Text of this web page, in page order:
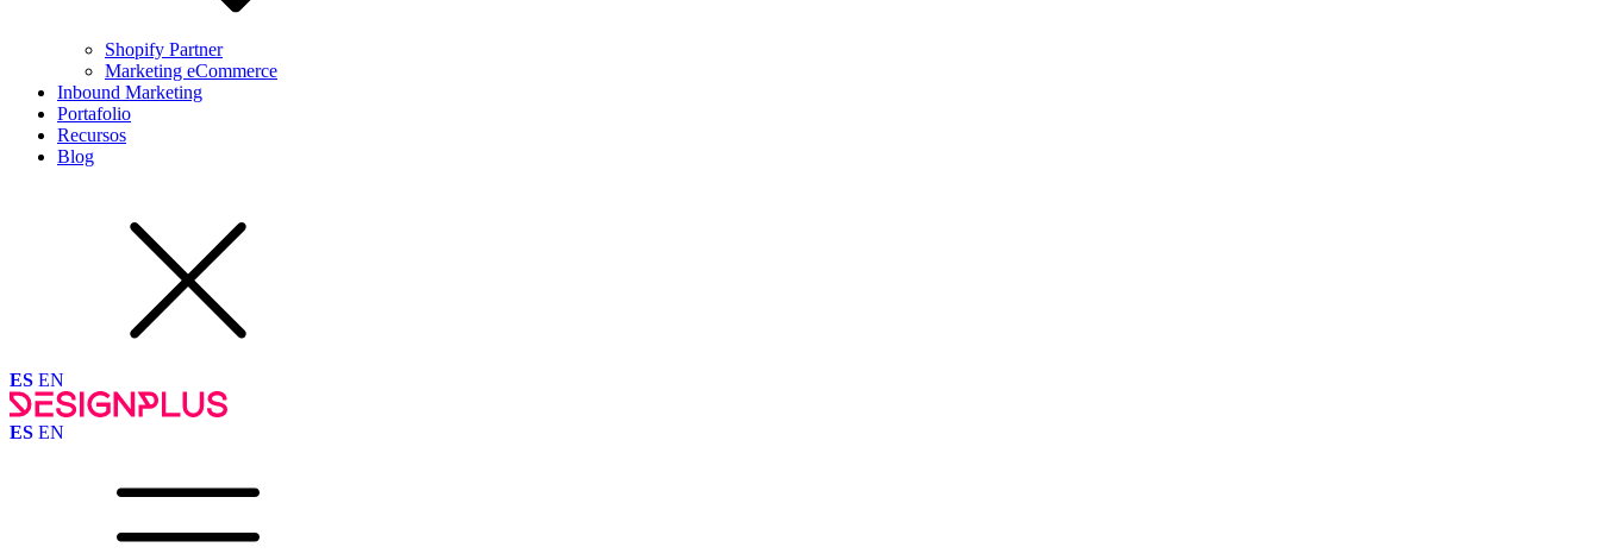
Shopify Partner
Marketing eCommerce
Inbound Marketing
Portafolio
Recursos
Blog
ES EN
ES EN